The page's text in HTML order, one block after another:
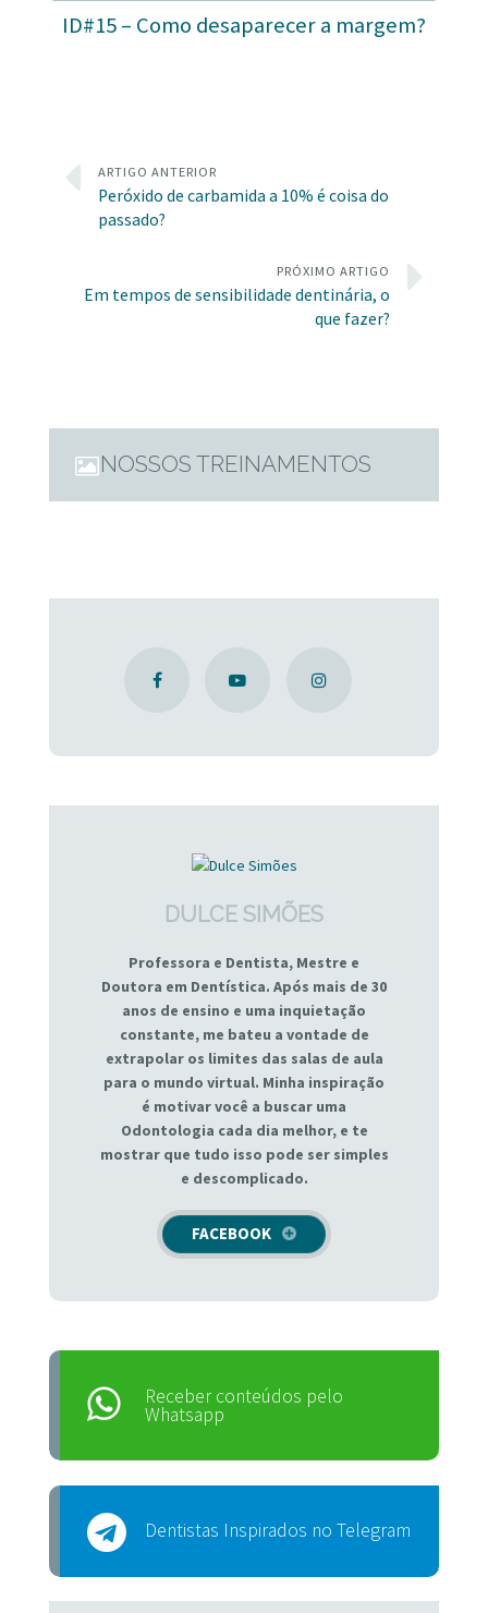
ID#15 – Como desaparecer a margem?
ARTIGO ANTERIOR
Peróxido de carbamida a 10% é coisa do
passado?
PRÓXIMO ARTIGO
Em tempos de sensibilidade dentinária, o
que fazer?
NOSSOS TREINAMENTOS
DULCE SIMÕES
Professora e Dentista, Mestre e
Doutora em Dentística. Após mais de 30
anos de ensino e uma inquietação
constante, me bateu a vontade de
extrapolar os limites das salas de aula
para o mundo virtual. Minha inspiração
é motivar você a buscar uma
Odontologia cada dia melhor, e te
mostrar que tudo isso pode ser simples
e descomplicado.
FACEBOOK
Receber conteúdos pelo
Whatsapp
Dentistas Inspirados no Telegram